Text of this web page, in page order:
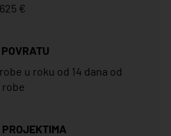
€
u roku od 14 dana od
robe
PROJEKTIMA